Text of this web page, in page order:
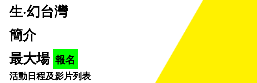
生·幻台灣
簡介
最大場 報名
活動日程及影片列表